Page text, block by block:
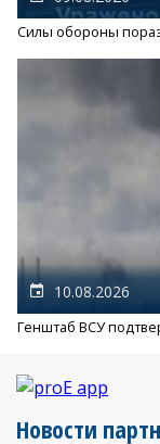
Силы обороны
10.08.2026
Генштаб ВСУ
Новости